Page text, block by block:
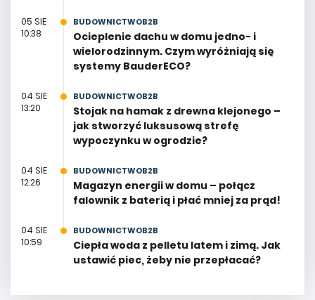
05 SIE
10:38
BUDOWNICTWOB2B
Ocieplenie dachu w domu jedno- i
wielorodzinnym. Czym wyróżniają się
systemy BauderECO?
04 SIE
13:20
BUDOWNICTWOB2B
Stojak na hamak z drewna klejonego –
jak stworzyć luksusową strefę
wypoczynku w ogrodzie?
04 SIE
12:26
BUDOWNICTWOB2B
Magazyn energii w domu – połącz
falownik z baterią i płać mniej za prąd!
04 SIE
10:59
BUDOWNICTWOB2B
Ciepła woda z pelletu latem i zimą. Jak
ustawić piec, żeby nie przepłacać?